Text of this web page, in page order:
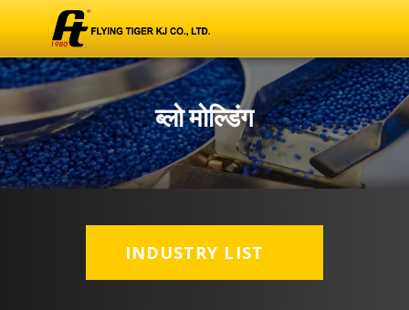
ब्लो मोल्डिंग
INDUSTRY LIST